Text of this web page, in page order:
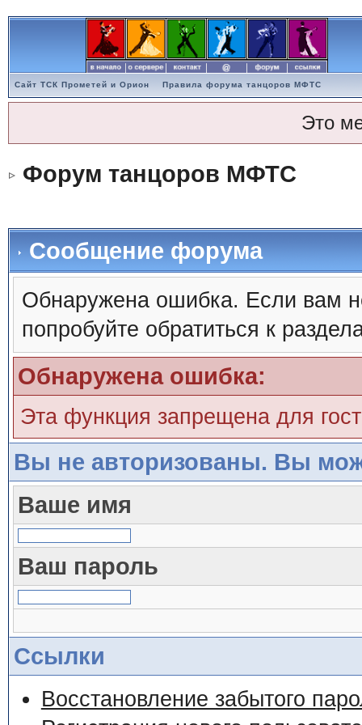
Сайт ТСК Прометей и Орион Правила форума танцоров МФТС
Это
Форум танцоров МФТС
Сообщение форума
Обнаружена ошибка. Если вам
попробуйте обратиться к
Обнаружена ошибка:
Эта функция запрещена для
Вы не авторизованы. Вы
Ваше имя
Ваш пароль
Ссылки
Восстановление забытого